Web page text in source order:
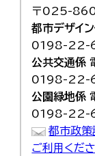
〒025-
都市デザイ
0198-22-
公共交通係
0198-22-
公園緑地係
0198-22-
都市政策
ご利用くださ